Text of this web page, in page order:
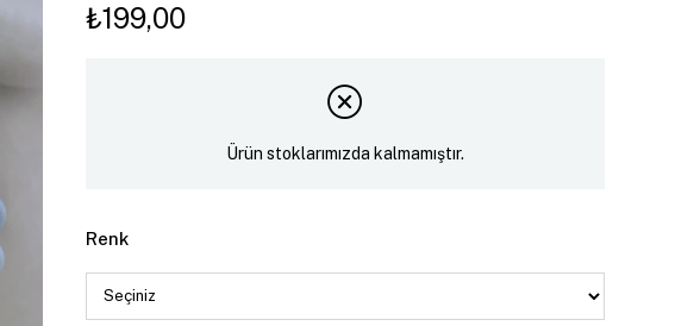
₺199,00
Ürün stoklarımızda kalmamıştır.
Renk